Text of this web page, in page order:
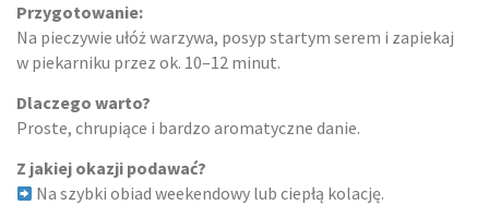
Przygotowanie:
Na pieczywie ułóż warzywa, posyp startym serem i zapiekaj
w piekarniku przez ok. 10–12 minut.
Dlaczego warto?
Proste, chrupiące i bardzo aromatyczne danie.
Z jakiej okazji podawać?
Na szybki obiad weekendowy lub ciepłą kolację.